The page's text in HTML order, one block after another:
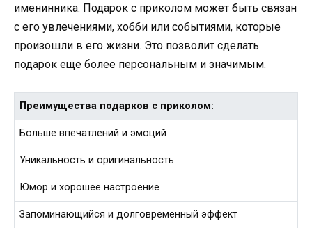
именинника. Подарок с приколом может быть связан
с его увлечениями, хобби или событиями, которые
произошли в его жизни. Это позволит сделать
подарок еще более персональным и значимым.
Преимущества подарков с приколом:
Больше впечатлений и эмоций
Уникальность и оригинальность
Юмор и хорошее настроение
Запоминающийся и долговременный эффект